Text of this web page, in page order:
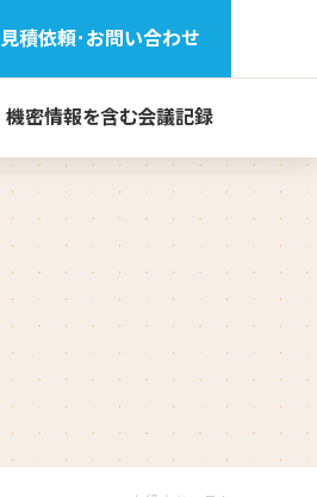
見積依頼･お問い合わせ
機密情報を含む会議記録